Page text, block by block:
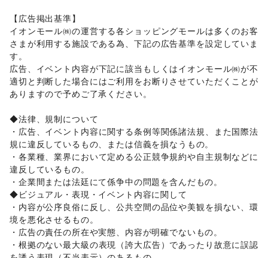
犬・猫・ペット
その他インテリア・生活雑貨
生活サービス
携帯キャリア・格安SIM/インターネット・プロバイダ /
電気・ガス
ウォーターサーバー
ハウスクリーニング・家事代行 /定期宅配 /
リサイクル雑貨・古本/買取査定・金券/
ギフト・プレゼント/冠婚葬祭/ 資格・習い事
住宅（購入・賃貸）
就職・転職・求人/その他生活サービス
金融サービス
クレジットカード/保険/ 銀行/住宅ローン /証券・FX
不動産投資/その他金融サービス
子育て・教育
ベビー用品/ランドセル/学習教材・通信教育/
子供向け教室・レッスン/塾・家庭教師/おもちゃ・絵本
その他子育て・教育
美容・健康・医療
ジム・フィットネス/ダイエット・健康グッズ/
美容・コスメ・香水/ヘアケア・シャンプー/美容家電/
ヘアサロン・ネイルサロン /マッサージ・整体
【広告掲出基準】
イオンモール㈱の運営する各ショッピングモールは多くのお客
さまが利用する施設である為、下記の広告基準を設定していま
す。
広告、イベント内容が下記に該当もしくはイオンモール㈱が不
適切と判断した場合にはご利用をお断りさせていただくことが
ありますので予めご了承ください。
◆法律、規制について
・広告、イベント内容に関する条例等関係諸法規、また国際法
規に違反しているもの、または信義を損なうもの。
・各業種、業界において定める公正競争規約や自主規制などに
違反しているもの。
・企業間または法廷にて係争中の問題を含んだもの。
◆ビジュアル・表現・イベント内容に関して
・内容が公序良俗に反し、公共空間の品位や美観を損ない、環
境を悪化させるもの。
・広告の責任の所在や実態、内容が明確でないもの。
・根拠のない最大級の表現（誇大広告）であったり故意に誤認